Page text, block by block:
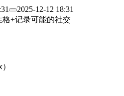
2025-12-12 18:31
格+记录可能的社交